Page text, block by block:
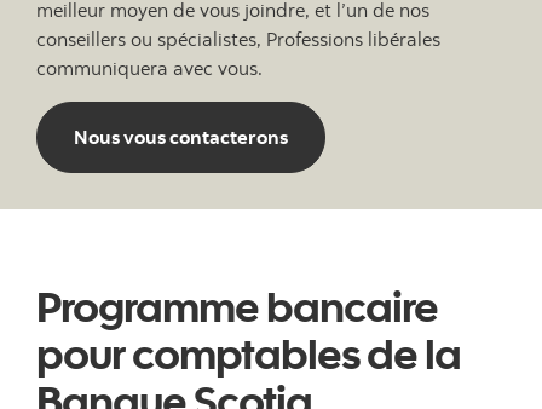
meilleur moyen de vous joindre, et l’un de nos
conseillers ou spécialistes, Professions libérales
communiquera avec vous.
Nous vous contacterons
Programme bancaire
pour comptables de la